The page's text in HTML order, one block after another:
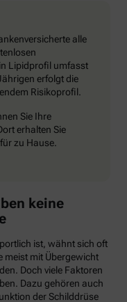
alle
Lipidprofil umfasst
erfolgt die
Risikoprofil.
Sie Ihre
erhalten Sie
zu Hause.
keine
ist, wähnt sich oft
meist mit Übergewicht
Doch viele Faktoren
Dazu gehören auch
der Schilddrüse